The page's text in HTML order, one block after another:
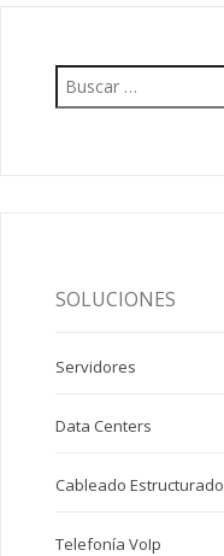
SOLUCIONES
Servidores
Data Centers
Cableado Estructurado
Telefonía VoIp